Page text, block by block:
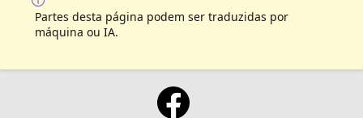
Partes desta página podem ser traduzidas por
máquina ou IA.